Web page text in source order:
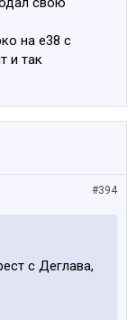
на е38 с
и так
#394
с Деглава,